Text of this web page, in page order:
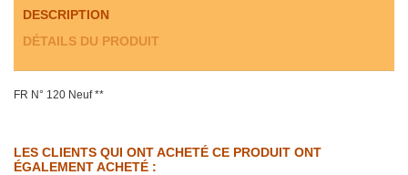
DESCRIPTION
DÉTAILS DU PRODUIT
FR N° 120 Neuf **
LES CLIENTS QUI ONT ACHETÉ CE PRODUIT ONT
ÉGALEMENT ACHETÉ :